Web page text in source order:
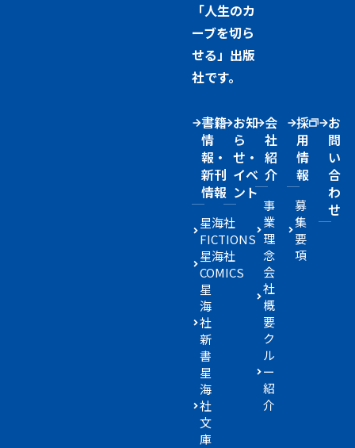
「人生のカ
ーブを切ら
せる」出版
社です。
書籍
情
報・
新刊
情報
星海社
FICTIONS
星海社
COMICS
星
海
社
新
書
星
海
社
文
庫
お知
ら
せ・
イベ
ント
会
社
紹
介
事
業
理
念
会
社
概
要
ク
ル
ー
紹
介
採
用
情
報
募
集
要
項
お
問
い
合
わ
せ